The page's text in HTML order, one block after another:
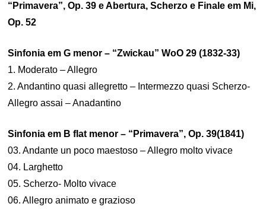
“Primavera”, Op. 39 e Abertura, Scherzo e Finale em Mi,
Op. 52
Sinfonia em G menor – “Zwickau” WoO 29 (1832-33)
1. Moderato – Allegro
2. Andantino quasi allegretto – Intermezzo quasi Scherzo-
Allegro assai – Anadantino
Sinfonia em B flat menor – “Primavera”, Op. 39(1841)
03. Andante un poco maestoso – Allegro molto vivace
04. Larghetto
05. Scherzo- Molto vivace
06. Allegro animato e grazioso